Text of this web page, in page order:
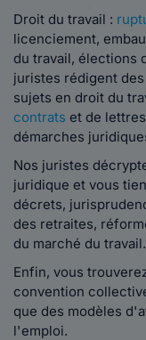
Droit du travail :
licenciement,
du travail, élections
juristes rédigent
sujets en droit du
contrats et de
démarches
Nos juristes
juridique et vous
décrets,
des retraites,
du marché du
Enfin, vous
convention
que des modèles
l'emploi.